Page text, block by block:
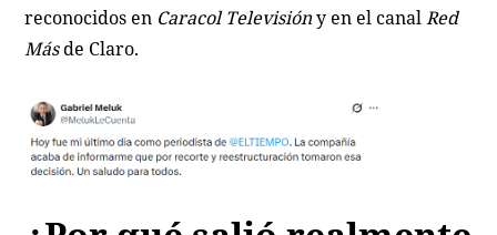
reconocidos en Caracol Televisióny en el canalRed
Másde Claro.